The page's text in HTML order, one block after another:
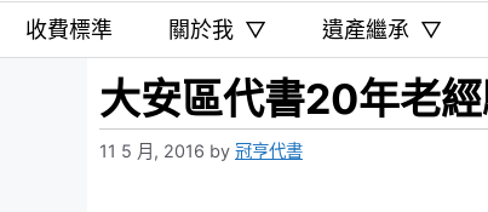
收費標準 關於我 ▽ 遺產繼承 ▽
大安區代書20年老
11 5 月, 2016 by 冠亨代書